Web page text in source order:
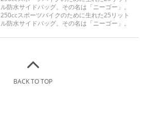
ル防水サイドバッグ。その名は「ニーゴー」。
250ccスポーツバイクのために生れた25リット
ル防水サイドバッグ。その名は「ニーゴー」。
BACK TO TOP